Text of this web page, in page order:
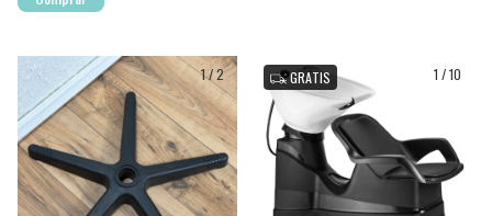
1/2 1 /10
GRATIS